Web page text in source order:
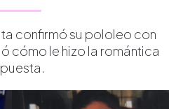
confirmó su pololeo con
cómo le hizo la romántica